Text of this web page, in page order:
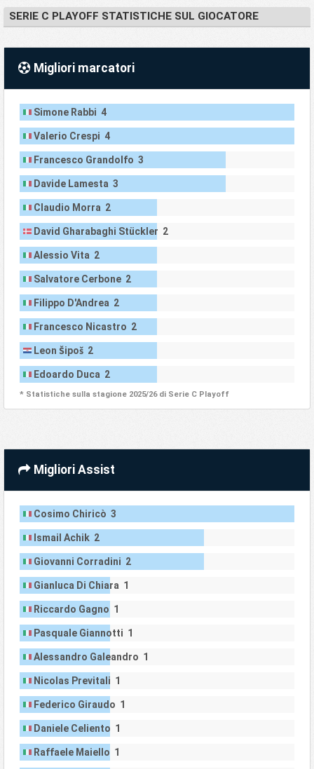
SERIE C PLAYOFF STATISTICHE SUL GIOCATORE
Migliori marcatori
Simone Rabbi 4
Valerio Crespi 4
Francesco Grandolfo 3
Davide Lamesta 3
Claudio Morra 2
David Gharabaghi Stückler 2
Alessio Vita 2
Salvatore Cerbone 2
Filippo D'Andrea 2
Francesco Nicastro 2
Leon Šipoš 2
Edoardo Duca 2
* Statistiche sulla stagione 2025/26 di Serie C Playoff
Migliori Assist
Cosimo Chiricò 3
Ismail Achik 2
Giovanni Corradini 2
Gianluca Di Chiara 1
Riccardo Gagno 1
Pasquale Giannotti 1
Alessandro Galeandro 1
Nicolas Previtali 1
Federico Giraudo 1
Daniele Celiento 1
Raffaele Maiello 1